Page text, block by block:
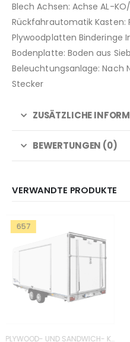
Blech Achsen: Achse AL-
Rückfahrautomatik Kasten:
Plywoodplatten Binderinge
Bodenplatte: Boden aus
Beleuchtungsanlage: Nach
Stecker
ZUSÄTZLICHE
BEWERTUNGEN (0)
VERWANDTE PRODUKTE
653